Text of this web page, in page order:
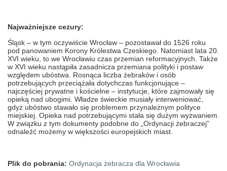
Najważniejsze cezury:
Śląsk – w tym oczywiście Wrocław – pozostawał do 1526 roku
pod panowaniem Korony Królestwa Czeskiego. Natomiast lata 20.
XVI wieku, to we Wrocławiu czas przemian reformacyjnych. Także
w XVI wieku nastąpiła zasadnicza przemiana polityki i postaw
względem ubóstwa. Rosnąca liczba żebraków i osób
potrzebujących przeciążała dotychczas funkcjonujące –
najczęściej prywatne i kościelne – instytucje, które zajmowały się
opieką nad ubogimi. Władze świeckie musiały interweniować,
gdyż ubóstwo stawało się problemem przynależnym polityce
miejskiej. Opieka nad potrzebującymi stała się dużym wyzwaniem.
W związku z tym dokumenty podobne do „Ordynacji żebraczej”
odnaleźć możemy w większości europejskich miast.
Plik do pobrania: Ordynacja żebracza dla Wrocławia